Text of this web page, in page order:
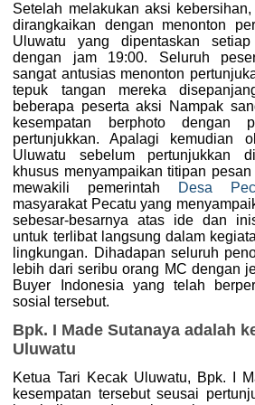
Setelah melakukan aksi
dirangkaikan dengan menonton
Uluwatu yang dipentaskan
dengan jam 19:00. Seluruh
sangat antusias menonton
tepuk tangan mereka
beberapa peserta aksi Nampak
kesempatan berphoto dengan
pertunjukkan. Apalagi kemudian
Uluwatu sebelum pertunjukkan
khusus menyampaikan titipan
mewakili pemerintah
Desa
masyarakat Pecatu yang
sebesar-besarnya atas ide dan
untuk terlibat langsung dalam
lingkungan. Dihadapan seluruh
lebih dari seribu orang MC dengan
Buyer Indonesia yang telah
sosial tersebut.
Bpk. I Made Sutanaya adalah
Uluwatu
Ketua Tari Kecak Uluwatu, Bpk. I
kesempatan tersebut seusai